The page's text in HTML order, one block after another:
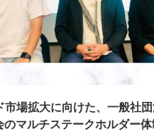
市場拡大に向けた、一般社
マルチステークホルダー